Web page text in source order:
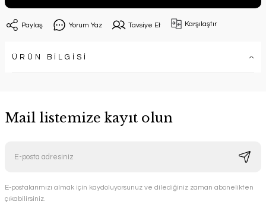
Paylaş Yorum Yaz Tavsiye Et Karşılaştır
ÜRÜN BİLGİSİ
Mail listemize kayıt olun
E-postalarımızı almak için kaydoluyorsunuz ve dilediğiniz zaman abonelikten
çıkabilirsiniz.